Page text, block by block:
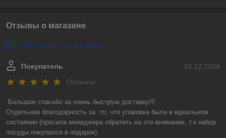
Отзывы о магазине
359 отзывов за всё время
23.12.2024
Покупатель
Отлично
Большое спасибо за очень быструю доставку!!!
Отдельная благодарность за  то, что упаковка была в идеальном
состоянии (просила менеджера обратить на это внимание, т.к набор
посуды покупался в подарок).